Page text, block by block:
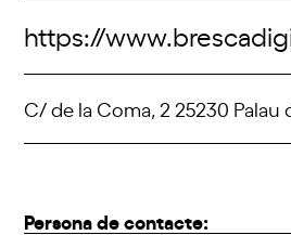
https://
C/ de la Coma, 2 25230 Palau
Persona de contacte: